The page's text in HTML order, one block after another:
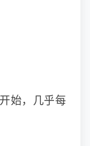
始，几乎每